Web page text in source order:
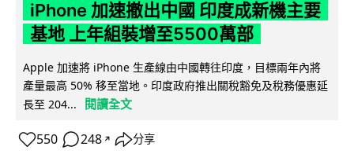
iPhone 加速撤出中國 印度成新機主要
基地 上年組裝增至5500萬部
Apple 加速將 iPhone 生產線由中國轉往印度，目標兩年內將
產量最高 50% 移至當地。印度政府推出關稅豁免及稅務優惠延
長至 204...
閱讀全文
550 248 ↗ 分享